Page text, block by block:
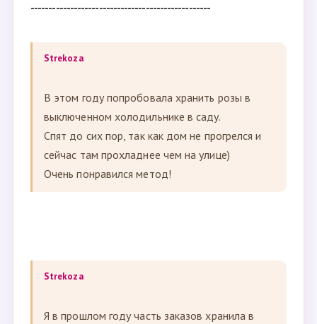
--------------------------------------------------
Strekoza
В этом году попробовала хранить розы в
выключенном холодильнике в саду.
Спят до сих пор, так как дом не прогрелся и
сейчас там прохладнее чем на улице)
Очень понравился метод!
Strekoza
Я в прошлом году часть заказов хранила в